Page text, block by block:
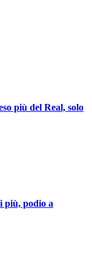
più del Real, solo
più, podio a